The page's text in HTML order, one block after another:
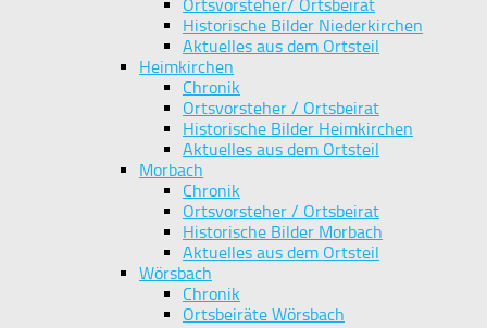
Ortsvorsteher/ Ortsbeirat
Historische Bilder Niederkirchen
Aktuelles aus dem Ortsteil
Heimkirchen
Chronik
Ortsvorsteher / Ortsbeirat
Historische Bilder Heimkirchen
Aktuelles aus dem Ortsteil
Morbach
Chronik
Ortsvorsteher / Ortsbeirat
Historische Bilder Morbach
Aktuelles aus dem Ortsteil
Wörsbach
Chronik
Ortsbeiräte Wörsbach